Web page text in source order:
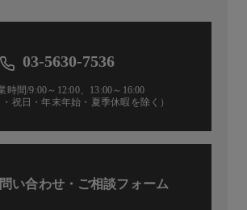
03-5630-7536
時間/9:00～12:00、13:00～16:00
・祝日・年末年始・夏季休暇を除く）
い合わせ・ご相談フォーム